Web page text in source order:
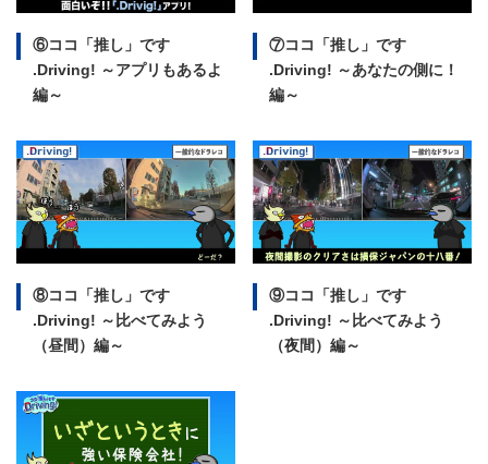
⑥ココ「推し」です
.Driving! ～アプリもあるよ
編～
⑦ココ「推し」です
.Driving! ～あなたの側に！
編～
⑧ココ「推し」です
.Driving! ～比べてみよう
（昼間）編～
⑨ココ「推し」です
.Driving! ～比べてみよう
（夜間）編～